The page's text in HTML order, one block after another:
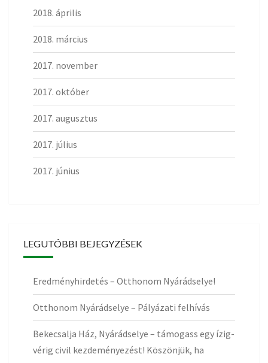
2018. április
2018. március
2017. november
2017. október
2017. augusztus
2017. július
2017. június
LEGUTÓBBI BEJEGYZÉSEK
Eredményhirdetés – Otthonom Nyárádselye!
Otthonom Nyárádselye – Pályázati felhívás
Bekecsalja Ház, Nyárádselye – támogass egy ízig-
vérig civil kezdeményezést! Köszönjük, ha